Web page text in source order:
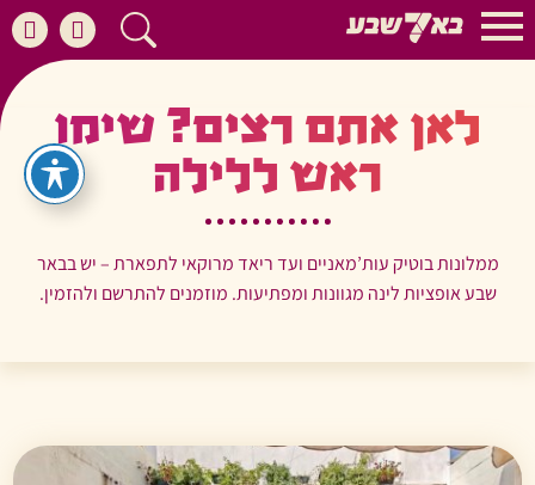
לאן אתם רצים? שימו
ראש ללילה
ממלונות בוטיק עות’מאניים ועד ריאד מרוקאי לתפארת – יש בבאר
שבע אופציות לינה מגוונות ומפתיעות. מוזמנים להתרשם ולהזמין.